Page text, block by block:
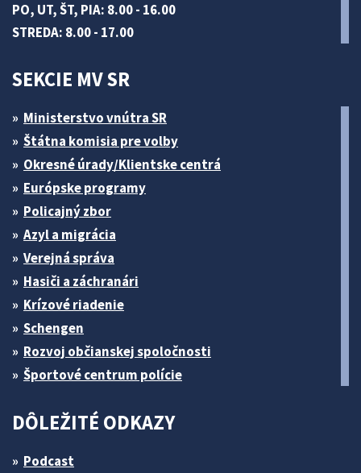
PO, UT, ŠT, PIA: 8.00 - 16.00
STREDA: 8.00 - 17.00
SEKCIE MV SR
Ministerstvo vnútra SR
Štátna komisia pre volby
Okresné úrady/Klientske centrá
Európske programy
Policajný zbor
Azyl a migrácia
Verejná správa
Hasiči a záchranári
Krízové riadenie
Schengen
Rozvoj občianskej spoločnosti
Športové centrum polície
DÔLEŽITÉ ODKAZY
Podcast